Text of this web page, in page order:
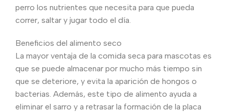
perro los nutrientes que necesita para que pueda
correr, saltar y jugar todo el día.
Beneficios del alimento seco
La mayor ventaja de la comida seca para mascotas es
que se puede almacenar por mucho más tiempo sin
que se deteriore, y evita la aparición de hongos o
bacterias. Además, este tipo de alimento ayuda a
eliminar el sarro y a retrasar la formación de la placa